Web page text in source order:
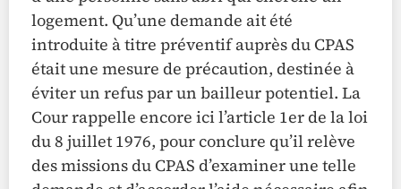
logement. Qu’une demande ait été
introduite à titre préventif auprès du CPAS
était une mesure de précaution, destinée à
éviter un refus par un bailleur potentiel. La
Cour rappelle encore ici l’article 1er de la loi
du 8 juillet 1976, pour conclure qu’il relève
des missions du CPAS d’examiner une telle